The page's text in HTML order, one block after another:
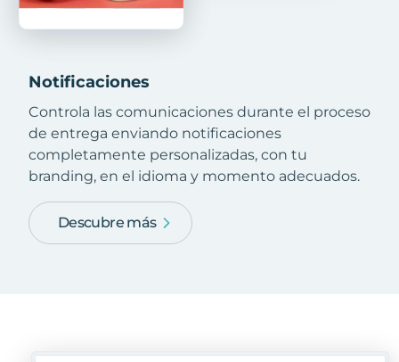
Notificaciones
Controla las comunicaciones durante el proceso
de entrega enviando notificaciones
completamente personalizadas, con tu
branding, en el idioma y momento adecuados.
Descubre más